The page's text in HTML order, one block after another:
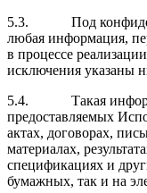
5.3. Под
любая информация,
в процессе
исключения указаны
5.4. Такая
предоставляемых
актах, договорах,
материалах,
спецификациях и
бумажных, так и на